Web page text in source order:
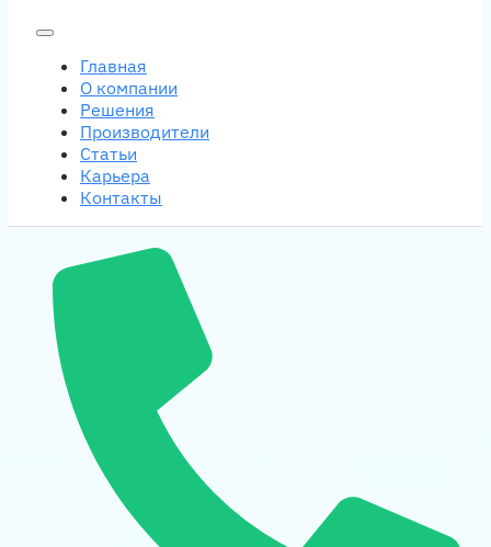
Главная
О компании
Решения
Производители
Статьи
Карьера
Контакты